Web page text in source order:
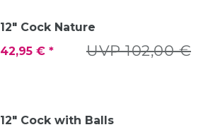
12" Cock Nature
UVP 102,00 €
42,95 € *
12" Cock with Balls